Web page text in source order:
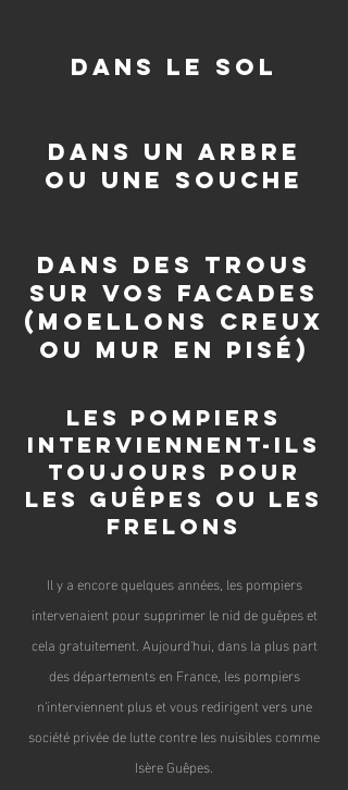
dans le sol
dans un arbre
ou une souche
Dans des trous
sur vos facades
(moellons creux
ou mur en pisé)
les pompiers
interviennent-ils
toujours pour
les guêpes ou les
frelons
Il y a encore quelques années, les pompiers
intervenaient pour supprimer le nid de guêpes et
cela gratuitement. Aujourd'hui, dans la plus part
des départements en France, les pompiers
n'interviennent plus et vous redirigent vers une
société privée de lutte contre les nuisibles comme
Isère Guêpes.